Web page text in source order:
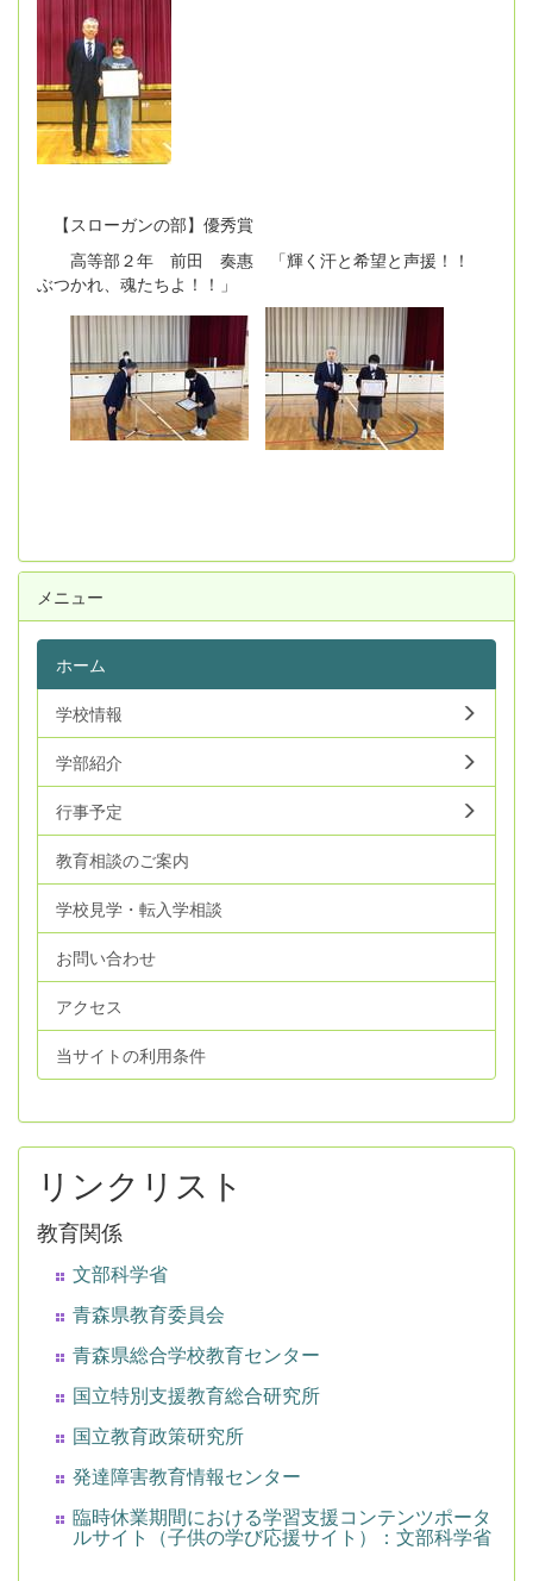
【スローガンの部】優秀賞
高等部２年 前田 奏惠 「輝く汗と希望と声援！！
ぶつかれ、魂たちよ！！」
メニュー
ホーム
学校情報
学部紹介
行事予定
教育相談のご案内
学校見学・転入学相談
お問い合わせ
アクセス
当サイトの利用条件
リンクリスト
教育関係
文部科学省
青森県教育委員会
青森県総合学校教育センター
国立特別支援教育総合研究所
国立教育政策研究所
発達障害教育情報センター
臨時休業期間における学習支援コンテンツポータ
ルサイト（子供の学び応援サイト）：文部科学省